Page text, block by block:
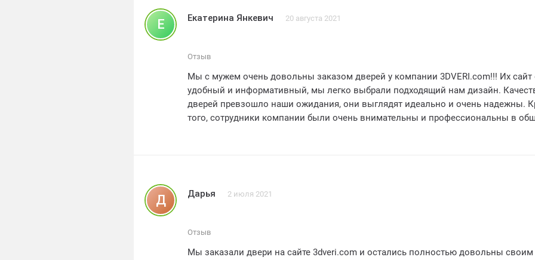
Е Екатерина Янкевич 20 августа 2021
Отзыв
Мы с мужем очень довольны заказом дверей у компании 3DVERI.com!!! Их сайт
удобный и информативный, мы легко выбрали подходящий нам дизайн.
дверей превзошло наши ожидания, они выглядят идеально и очень надежны.
того, сотрудники компании были очень внимательны и профессиональны в
Д Дарья 2 июля 2021
Отзыв
Мы заказали двери на сайте 3dveri.com и остались полностью довольны своим